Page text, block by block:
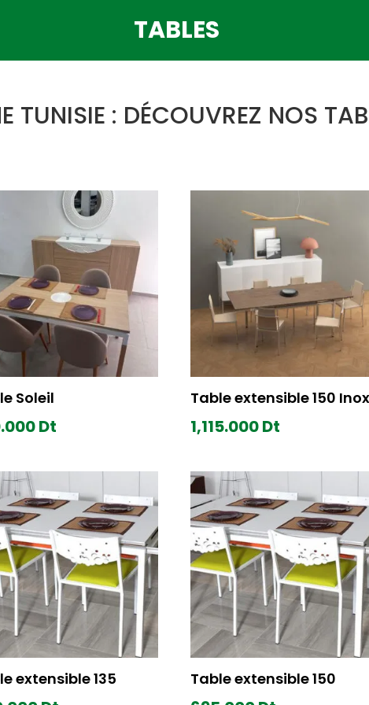
TABLES
TUNISIE : DÉCOUVREZ NOS
Soleil
Dt
Table extensible 150 Inox
1,115.000Dt
extensible 135 Table extensible 150